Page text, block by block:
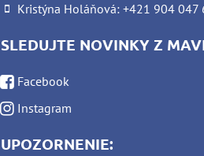
Kristýna Holáňová: +421 904 047
SLEDUJTE NOVINKY Z
Facebook
Instagram
UPOZORNENIE: